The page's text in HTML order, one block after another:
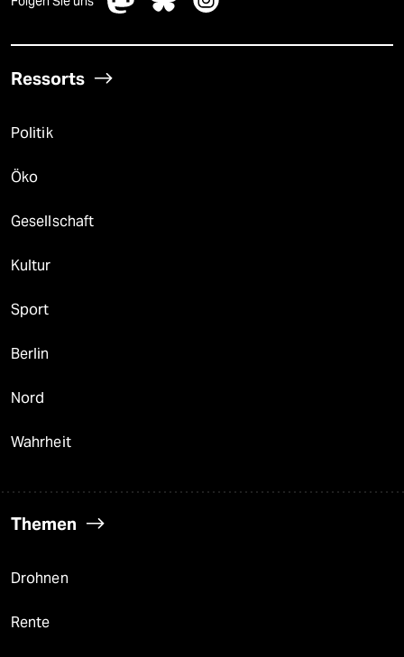
Ressorts
Politik
Öko
Gesellschaft
Kultur
Sport
Berlin
Nord
Wahrheit
Themen
Drohnen
Rente